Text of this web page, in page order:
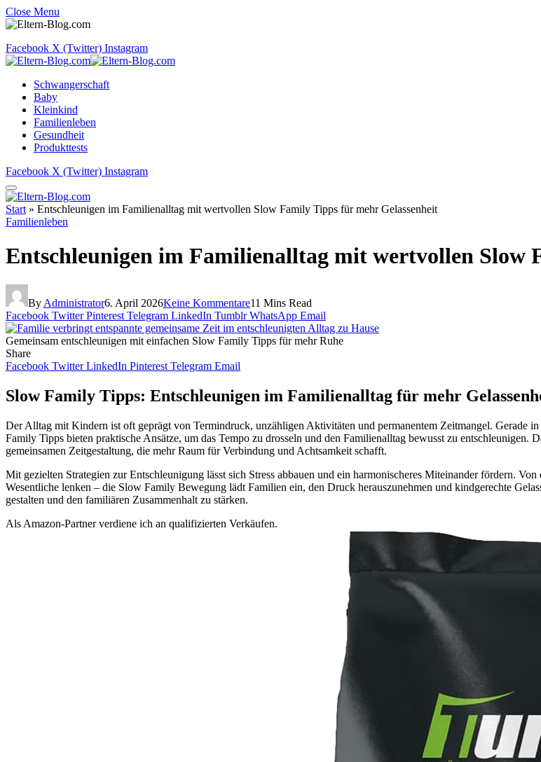
Close Menu
Facebook X (Twitter) Instagram
Schwangerschaft
Baby
Kleinkind
Familienleben
Gesundheit
Produkttests
Facebook X (Twitter) Instagram
Start » Entschleunigen im Familienalltag mit wertvollen Slow Family Tipps für mehr Gelassenheit
Familienleben
Entschleunigen im Familienalltag mit wertvollen Slow
By Administrator6. April 2026Keine Kommentare11 Mins Read
Facebook Twitter Pinterest Telegram LinkedIn Tumblr WhatsApp Email
Gemeinsam entschleunigen mit einfachen Slow Family Tipps für mehr Ruhe
Share
Facebook Twitter LinkedIn Pinterest Telegram Email
Slow Family Tipps: Entschleunigen im Familienalltag für mehr
Der Alltag mit Kindern ist oft geprägt von Termindruck, unzähligen Aktivitäten und permanentem Zeitmangel. Gerade
Family Tipps bieten praktische Ansätze, um das Tempo zu drosseln und den Familienalltag bewusst zu
gemeinsamen Zeitgestaltung, die mehr Raum für Verbindung und Achtsamkeit schafft.
Mit gezielten Strategien zur Entschleunigung lässt sich Stress abbauen und ein harmonischeres Miteinander fördern.
Wesentliche lenken – die Slow Family Bewegung lädt Familien ein, den Druck herauszunehmen und kindgerechte
gestalten und den familiären Zusammenhalt zu stärken.
Als Amazon-Partner verdiene ich an qualifizierten Verkäufen.